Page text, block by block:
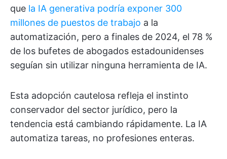
que la IA generativa podría exponer 300
millones de puestos de trabajo a la
automatización, pero a finales de 2024, el 78 %
de los bufetes de abogados estadounidenses
seguían sin utilizar ninguna herramienta de IA.
Esta adopción cautelosa refleja el instinto
conservador del sector jurídico, pero la
tendencia está cambiando rápidamente. La IA
automatiza tareas, no profesiones enteras.